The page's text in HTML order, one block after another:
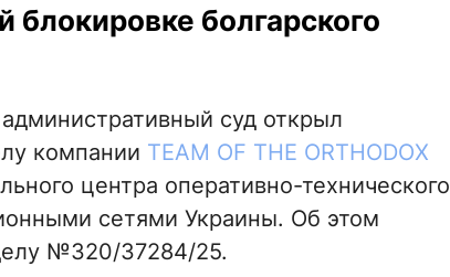
блокировке болгарского
суд открыл
компании TEAM OF THE ORTHODOX
центра оперативно-технического
сетями Украины. Об этом
№320/37284/25.